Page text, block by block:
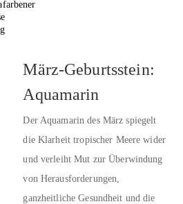
März-Geburtsstein:
Aquamarin
Der Aquamarin des März spiegelt
die Klarheit tropischer Meere wider
und verleiht Mut zur Überwindung
von Herausforderungen,
ganzheitliche Gesundheit und die